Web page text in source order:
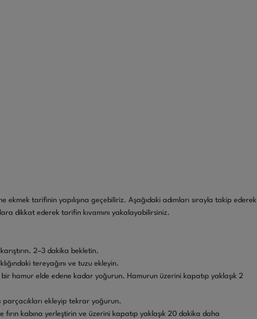
ekmek tarifinin yapılışına geçebiliriz. Aşağıdaki adımları sırayla takip ederek
dikkat ederek tarifin kıvamını yakalayabilirsiniz.
2–3 dakika bekletin.
tereyağını ve tuzu ekleyin.
bir hamur elde edene kadar yoğurun. Hamurun üzerini kapatıp yaklaşık 2
ekleyip tekrar yoğurun.
fırın kabına yerleştirin ve üzerini kapatıp yaklaşık 20 dakika daha